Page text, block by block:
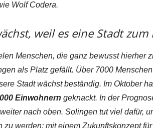
Wolf Codera.
weil es eine Stadt zum
Menschen, die ganz bewusst hierher
als Platz gefällt. Über 7000
Stadt wächst beständig. Im Oktober
Einwohnern geknackt. In der
nach oben. Solingen tut viel dafür,
zu werden: mit einem Zukunftskonzept